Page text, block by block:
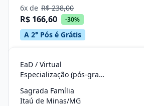
6x de R$ 238,00
R$ 166,60 -30%
A 2° Pós é Grátis
EaD / Virtual
Especialização (pós-graduação)
Sagrada Família
Itaú de Minas/MG